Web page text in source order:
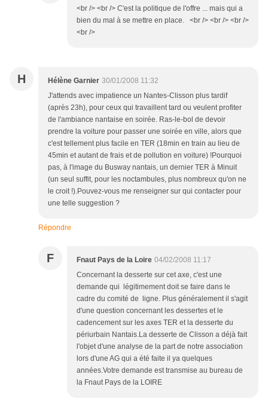
<br /> <br /> C'est la politique de l'offre ... mais qui a
bien du mal à se mettre en place. <br /> <br /> <br />
<br />
H Hélène Garnier 30/01/2008 11:32
J'attends avec impatience un Nantes-Clisson plus tardif
(après 23h), pour ceux qui travaillent tard ou veulent profiter
de l'ambiance nantaise en soirée. Ras-le-bol de devoir
prendre la voiture pour passer une soirée en ville, alors que
c'est tellement plus facile en TER (18min en train au lieu de
45min et autant de frais et de pollution en voiture) !Pourquoi
pas, à l'image du Busway nantais, un dernier TER à Minuit
(un seul suffit, pour les noctambules, plus nombreux qu'on ne
le croit !).Pouvez-vous me renseigner sur qui contacter pour
une telle suggestion ?
Répondre
F Fnaut Pays de la Loire 04/02/2008 11:17
Concernant la desserte sur cet axe, c'est une
demande qui légitimement doit se faire dans le
cadre du comité de ligne. Plus généralement il s'agit
d'une question concernant les dessertes et le
cadencement sur les axes TER et la desserte du
périurbain Nantais.La desserte de Clisson a déjà fait
l'objet d'une analyse de la part de notre association
lors d'une AG qui a été faite il ya quelques
années.Votre demande est transmise au bureau de
la Fnaut Pays de la LOIRE